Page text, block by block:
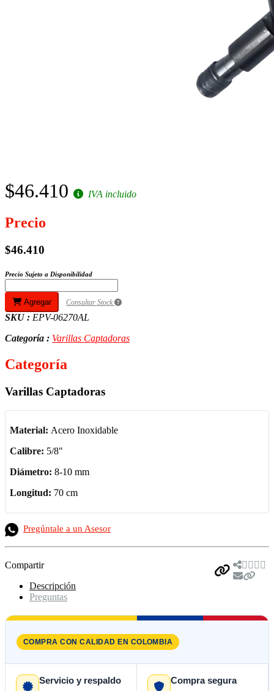
$46.410 IVA incluido
Precio
$46.410
Precio Sujeto a Disponibilidad
Agregar Consultar Stock
SKU : EPV-06270AL
Categoría : Varillas Captadoras
Categoría
Varillas Captadoras
Material: Acero Inoxidable
Calibre: 5/8"
Diámetro: 8-10 mm
Longitud: 70 cm
Pregúntale a un Asesor
Compartir
Descripción
Preguntas
COMPRA CON CALIDAD EN COLOMBIA
Servicio y respaldo Compra segura